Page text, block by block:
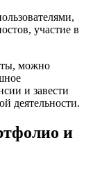
участие в
можно
и завести
деятельности.
и